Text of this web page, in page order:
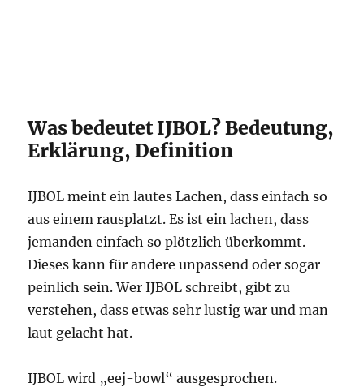
Was bedeutet IJBOL? Bedeutung,
Erklärung, Definition
IJBOL meint ein lautes Lachen, dass einfach so
aus einem rausplatzt. Es ist ein lachen, dass
jemanden einfach so plötzlich überkommt.
Dieses kann für andere unpassend oder sogar
peinlich sein. Wer IJBOL schreibt, gibt zu
verstehen, dass etwas sehr lustig war und man
laut gelacht hat.
IJBOL wird „eej-bowl“ ausgesprochen.